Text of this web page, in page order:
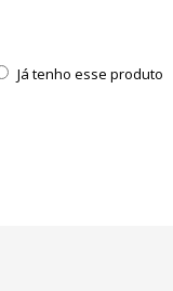
Já tenho esse produto